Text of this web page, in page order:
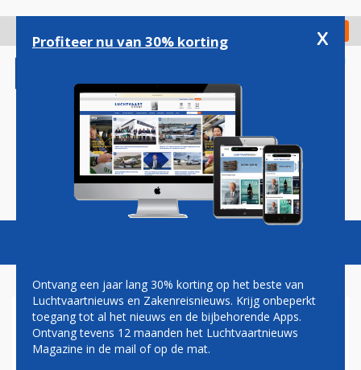
gaan
Check in
Magazine Podcasts Vacatures
MINISTER JETTEN LOBBYT
VOOR KEROSINETAKS OP
Profiteer nu van 30% korting x
Ontvang een jaar lang 30% korting op het beste van
Luchtvaartnieuws en Zakenreisnieuws. Krijg onbeperkt
toegang tot al het nieuws en de bijbehorende Apps.
Ontvang tevens 12 maanden het Luchtvaartnieuws
Magazine in de mail of op de mat.